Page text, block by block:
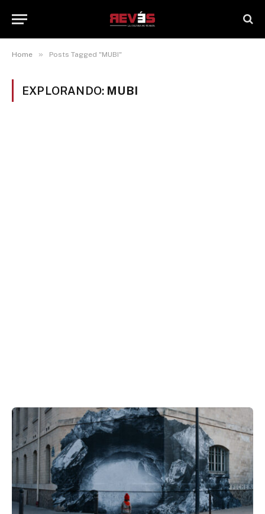
Home » Posts Tagged "MUBI"
EXPLORANDO: MUBI